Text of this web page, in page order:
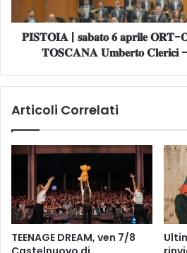
i
a
T
i
n
o
𝐬
𝟔
𝐫
𝐞
𝐎
𝐓
𝐏𝐈𝐒𝐓𝐎𝐈𝐀 | 𝐬𝐚𝐛𝐚𝐭𝐨 𝟔 𝐚𝐩𝐫𝐢𝐥𝐞
𝐓𝐎𝐒𝐂𝐀𝐍𝐀 𝐔𝐦𝐛𝐞𝐫𝐭𝐨 𝐂𝐥𝐞𝐫𝐢𝐜𝐢
Articoli Correlati
TEENAGE DREAM, ven 7/8